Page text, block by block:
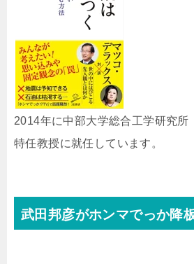
2014年に中部大学総合工学研究所
特任教授に就任しています。
武田邦彦がホンマでっか降